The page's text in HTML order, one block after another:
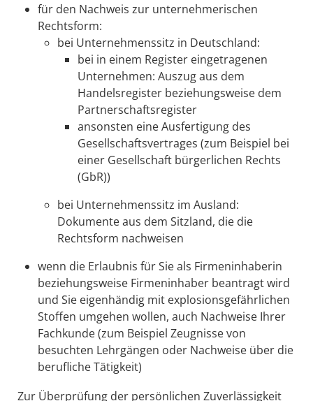
für den Nachweis zur unternehmerischen
Rechtsform:
bei Unternehmenssitz in Deutschland:
bei in einem Register eingetragenen
Unternehmen: Auszug aus dem
Handelsregister beziehungsweise dem
Partnerschaftsregister
ansonsten eine Ausfertigung des
Gesellschaftsvertrages (zum Beispiel bei
einer Gesellschaft bürgerlichen Rechts
(GbR))
bei Unternehmenssitz im Ausland:
Dokumente aus dem Sitzland, die die
Rechtsform nachweisen
wenn die Erlaubnis für Sie als Firmeninhaberin
beziehungsweise Firmeninhaber beantragt wird
und Sie eigenhändig mit explosionsgefährlichen
Stoffen umgehen wollen, auch Nachweise Ihrer
Fachkunde (zum Beispiel Zeugnisse von
besuchten Lehrgängen oder Nachweise über die
berufliche Tätigkeit)
Zur Überprüfung der persönlichen Zuverlässigkeit